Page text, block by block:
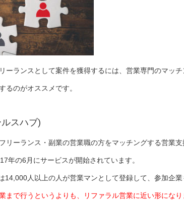
ーランスとして案件を獲得するには、営業専門のマッ
るのがオススメです。
スハブ)
リーランス・副業の営業職の方をマッチングする営業支
年の6月にサービスが開始されています。
14,000人以上の人が営業マンとして登録して、参加企業
まで行うというよりも、リファラル営業に近い形になり